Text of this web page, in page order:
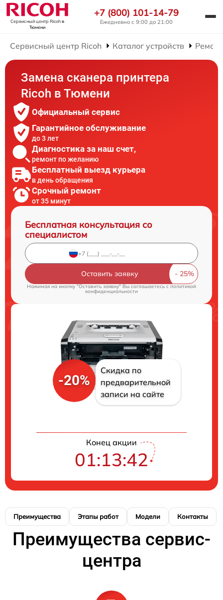
Сервисный центр Ricohв
Тюмени
+7 (800) 101-14-79
Ежедневно с 9:00 до 21:00
Сервисный центр Ricoh Каталог устройств
Замена сканера принтера
Ricoh в Тюмени
Официальный сервис
Гарантийное обслуживание
до 3 лет
Диагностика за наш счет,
ремонт по желанию
Бесплатный выезд курьера
в день обращения
Срочный ремонт
от 35 минут
Бесплатная консультация со
специалистом
Оставить заявку
Нажимая на кнопку "Оставить заявку" Вы соглашаетесь c политикой
конфиденциальности
-20%
Скидка по
предварительной
записи на сайте
Конец акции
01:13:42
Преимущества Этапы работ Модели Контакты
Преимущества сервис-
центра